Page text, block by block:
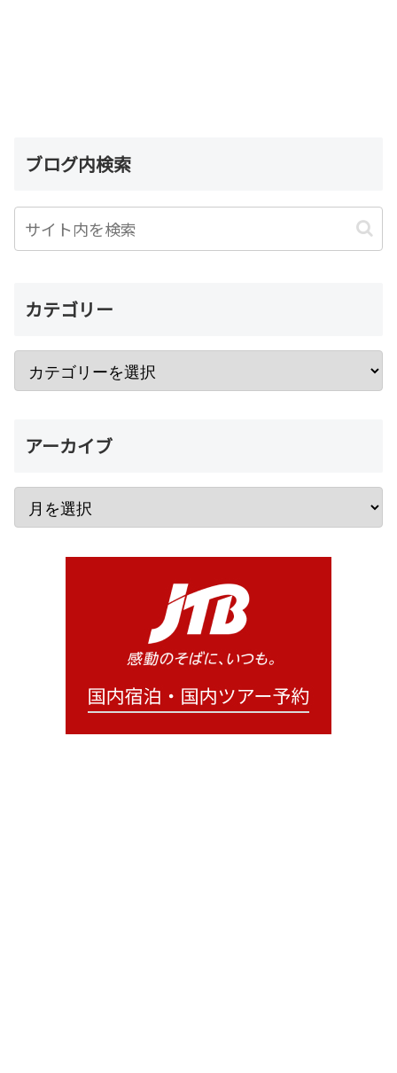
ブログ内検索
カテゴリー
アーカイブ